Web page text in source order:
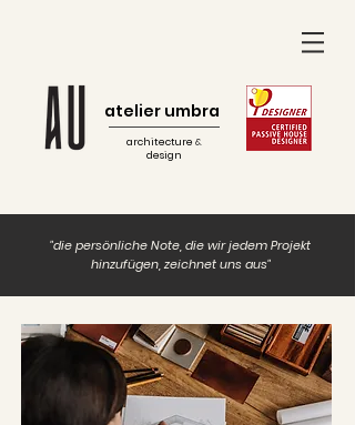
atelier umbra
architecture &
design
"die persönliche Note, die wir jedem Projekt
hinzufügen, zeichnet uns aus"